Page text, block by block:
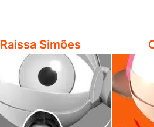
Raissa Simões